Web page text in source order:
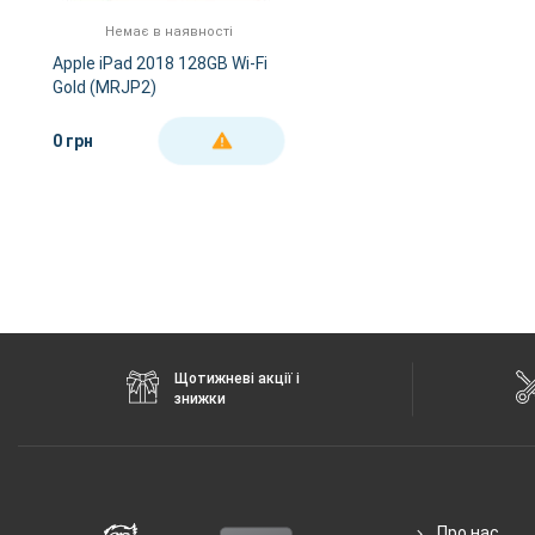
Характеристики та комплектацію товару виробник може
Немає в наявності
Apple iPad 2018 128GB Wi-Fi
Gold (MRJP2)
0 грн ДЕТАЛЬНІШЕ
Щотижневі акції і
знижки